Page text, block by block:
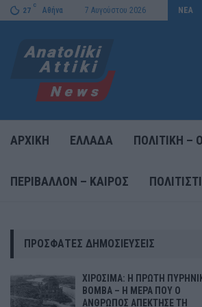
27
C
Αθήνα 7 Αυγούστου 2026 ΝΕΑ
ΑΡΧΙΚΗ ΕΛΛΑΔΑ ΠΟΛΙΤΙΚΗ –
ΠΕΡΙΒΑΛΛΟΝ – ΚΑΙΡΟΣ
ΠΡΌΣΦΑΤΕΣ ΔΗΜΟΣΙΕΎΣΕΙΣ
ΧΙΡΟΣΙΜΑ: Η ΠΡΩΤΗ
ΒΟΜΒΑ – Η ΜΕΡΑ ΠΟΥ Ο
ΑΝΘΡΩΠΟΣ ΑΠΕΚΤΗΣΕ ΤΗ